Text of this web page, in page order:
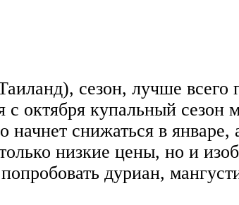
сезон, лучше всего
с октября купальный сезон
снижаться в
низкие цены, но и
дуриан,